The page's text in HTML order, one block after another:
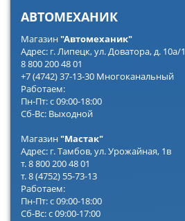
АВТОМЕХАНИК
Магазин"Автомеханик"
Адрес: г. Липецк, ул. Доватора, д. 10а/1
8 800 200 48 01
+7 (4742) 37-13-30 Многоканальный
Работаем:
Пн-Пт: с 09:00-18:00
Сб-Вс: Выходной
Магазин"Мастак"
Адрес: г. Тамбов, ул. Урожайная, 1в
т. 8 800 200 48 01
т. 8 (4752) 55-73-13
Работаем:
Пн-Пт: с 09:00-18:00
Сб-Вс: с 09:00-17:00